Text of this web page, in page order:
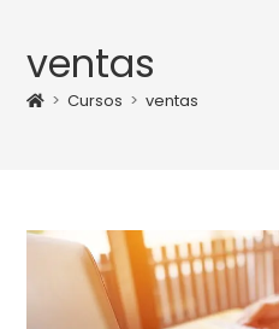
ventas
> Cursos > ventas